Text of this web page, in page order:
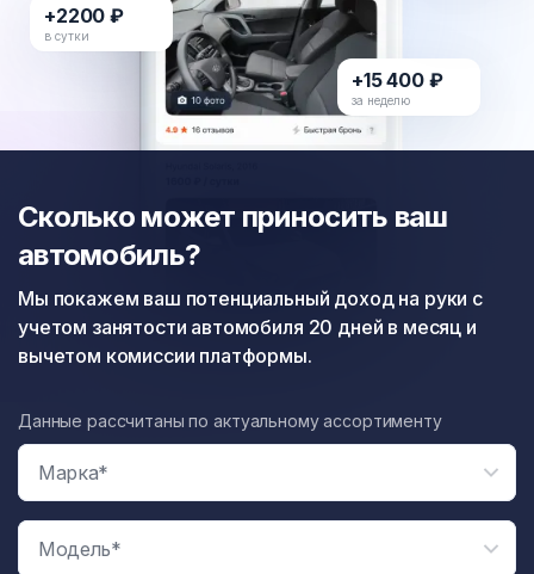
+2200 ₽
в сутки
+15 400 ₽
за неделю
Сколько может приносить ваш
автомобиль?
Мы покажем ваш потенциальный доход на руки с
учетом занятости автомобиля 20 дней в месяц и
вычетом комиссии платформы.
Данные рассчитаны по актуальному ассортименту